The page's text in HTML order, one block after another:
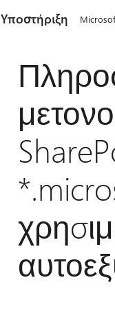
Υποστήριξη